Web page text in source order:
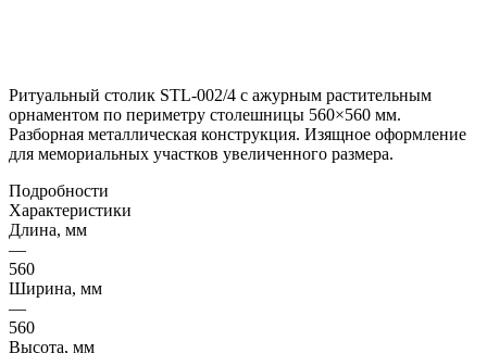
Ритуальный столик STL-002/4 с ажурным растительным
орнаментом по периметру столешницы 560×560 мм.
Разборная металлическая конструкция. Изящное оформление
для мемориальных участков увеличенного размера.
Подробности
Характеристики
Длина, мм
—
560
Ширина, мм
—
560
Высота, мм